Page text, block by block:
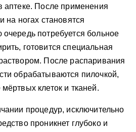
аптеке. После применения
на ногах становятся
потребуется больное
готовится специальная
После распаривания
обрабатываются пилочкой,
клеток и тканей.
процедур, исключительно
проникнет глубоко и